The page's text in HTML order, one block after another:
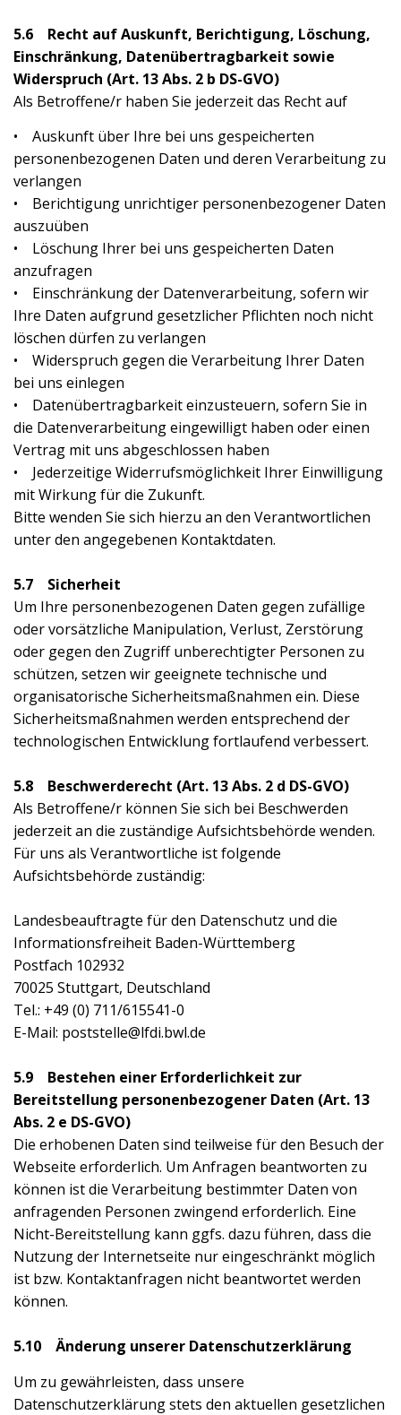
5.6 Recht auf Auskunft, Berichtigung, Löschung,
Einschränkung, Datenübertragbarkeit sowie
Widerspruch (Art. 13 Abs. 2 b DS-GVO)
Als Betroffene/r haben Sie jederzeit das Recht auf
• Auskunft über Ihre bei uns gespeicherten
personenbezogenen Daten und deren Verarbeitung zu
verlangen
• Berichtigung unrichtiger personenbezogener Daten
auszuüben
• Löschung Ihrer bei uns gespeicherten Daten
anzufragen
• Einschränkung der Datenverarbeitung, sofern wir
Ihre Daten aufgrund gesetzlicher Pflichten noch nicht
löschen dürfen zu verlangen
• Widerspruch gegen die Verarbeitung Ihrer Daten
bei uns einlegen
• Datenübertragbarkeit einzusteuern, sofern Sie in
die Datenverarbeitung eingewilligt haben oder einen
Vertrag mit uns abgeschlossen haben
• Jederzeitige Widerrufsmöglichkeit Ihrer Einwilligung
mit Wirkung für die Zukunft.
Bitte wenden Sie sich hierzu an den Verantwortlichen
unter den angegebenen Kontaktdaten.
5.7 Sicherheit
Um Ihre personenbezogenen Daten gegen zufällige
oder vorsätzliche Manipulation, Verlust, Zerstörung
oder gegen den Zugriff unberechtigter Personen zu
schützen, setzen wir geeignete technische und
organisatorische Sicherheitsmaßnahmen ein. Diese
Sicherheitsmaßnahmen werden entsprechend der
technologischen Entwicklung fortlaufend verbessert.
5.8 Beschwerderecht (Art. 13 Abs. 2 d DS-GVO)
Als Betroffene/r können Sie sich bei Beschwerden
jederzeit an die zuständige Aufsichtsbehörde wenden.
Für uns als Verantwortliche ist folgende
Aufsichtsbehörde zuständig:
Landesbeauftragte für den Datenschutz und die
Informationsfreiheit Baden-Württemberg
Postfach 102932
70025 Stuttgart, Deutschland
Tel.: +49 (0) 711/615541-0
E-Mail: poststelle@lfdi.bwl.de
5.9 Bestehen einer Erforderlichkeit zur
Bereitstellung personenbezogener Daten (Art. 13
Abs. 2 e DS-GVO)
Die erhobenen Daten sind teilweise für den Besuch der
Webseite erforderlich. Um Anfragen beantworten zu
können ist die Verarbeitung bestimmter Daten von
anfragenden Personen zwingend erforderlich. Eine
Nicht-Bereitstellung kann ggfs. dazu führen, dass die
Nutzung der Internetseite nur eingeschränkt möglich
ist bzw. Kontaktanfragen nicht beantwortet werden
können.
5.10 Änderung unserer Datenschutzerklärung
Um zu gewährleisten, dass unsere
Datenschutzerklärung stets den aktuellen gesetzlichen